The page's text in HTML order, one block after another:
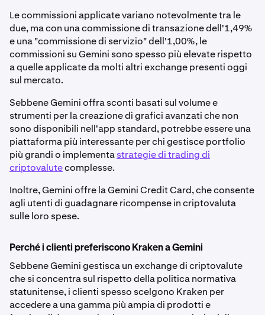
Le commissioni applicate variano notevolmente tra le
due, ma con una commissione di transazione dell'1,49%
e una "commissione di servizio" dell'1,00%, le
commissioni su Gemini sono spesso più elevate rispetto
a quelle applicate da molti altri exchange presenti oggi
sul mercato.
Sebbene Gemini offra sconti basati sul volume e
strumenti per la creazione di grafici avanzati che non
sono disponibili nell'app standard, potrebbe essere una
piattaforma più interessante per chi gestisce portfolio
più grandi o implementastrategie di trading di
criptovalutecomplesse.
Inoltre, Gemini offre la Gemini Credit Card, che consente
agli utenti di guadagnare ricompense in criptovaluta
sulle loro spese.
Perché i clienti preferiscono Kraken a Gemini
Sebbene Gemini gestisca un exchange di criptovalute
che si concentra sul rispetto della politica normativa
statunitense, i clienti spesso scelgono Kraken per
accedere a una gamma più ampia di prodotti e